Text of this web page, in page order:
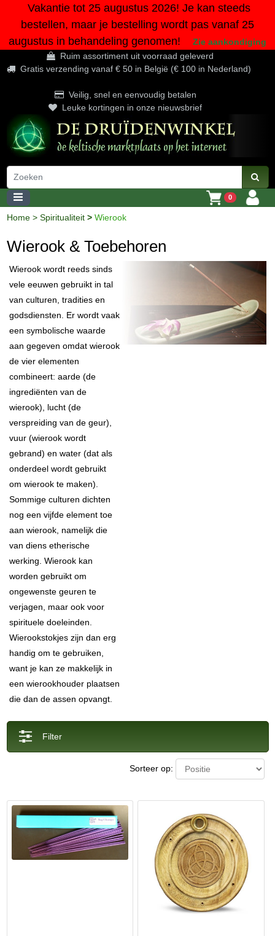
Vakantie tot 25 augustus 2026! Je kan steeds
bestellen, maar je bestelling wordt pas vanaf 25
augustus in behandeling genomen!
Zie aankondiging
Ruim assortiment uit voorraad geleverd
Gratis verzending vanaf € 50 in België (€ 100 in Nederland)
Veilig, snel en eenvoudig betalen
Leuke kortingen in onze nieuwsbrief
0
Home > Spiritualiteit > Wierook
Wierook & Toebehoren
Wierook wordt reeds sinds
vele eeuwen gebruikt in tal
van culturen, tradities en
godsdiensten. Er wordt vaak
een symbolische waarde
aan gegeven omdat wierook
de vier elementen
combineert: aarde (de
ingrediënten van de
wierook), lucht (de
verspreiding van de geur),
vuur (wierook wordt
gebrand) en water (dat als
onderdeel wordt gebruikt
om wierook te maken).
Sommige culturen dichten
nog een vijfde element toe
aan wierook, namelijk die
van diens etherische
werking. Wierook kan
worden gebruikt om
ongewenste geuren te
verjagen, maar ook voor
spirituele doeleinden.
Wierookstokjes zijn dan erg
handig om te gebruiken,
want je kan ze makkelijk in
een wierookhouder plaatsen
die dan de assen opvangt.
Filter
Sorteer op: